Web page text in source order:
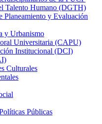
Talento Humano (DGTH)
Planeamiento y Evaluación
y Urbanismo
Universitaria (CAPU)
Institucional (DCI)
Culturales
Públicas